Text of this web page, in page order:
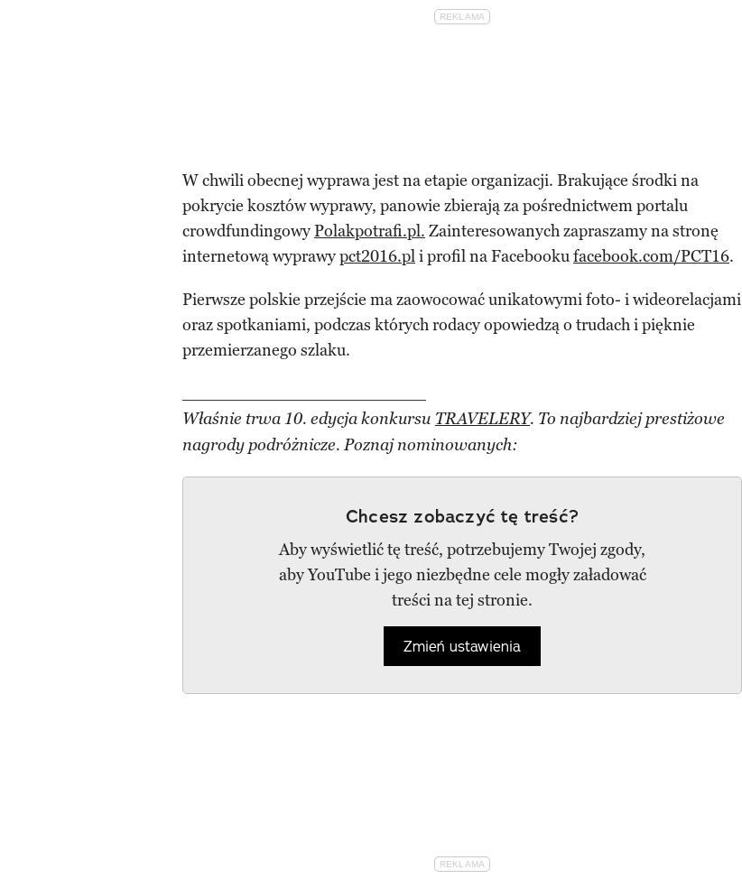
W chwili obecnej wyprawa jest na etapie organizacji. Brakujące środki na
pokrycie kosztów wyprawy, panowie zbierają za pośrednictwem portalu
crowdfundingowyPolakpotrafi.pl. Zainteresowanych zapraszamy na stronę
internetową wyprawypct2016.pli profil na Facebookufacebook.com/PCT16.
Pierwsze polskie przejście ma zaowocować unikatowymi foto- i wideorelacjami
oraz spotkaniami, podczas których rodacy opowiedzą o trudach i pięknie
przemierzanego szlaku.
Właśnie trwa 10. edycja konkursu TRAVELERY. To najbardziej prestiżowe
nagrody podróżnicze. Poznaj nominowanych:
Chcesz zobaczyć tę treść?
Aby wyświetlić tę treść, potrzebujemy Twojej zgody,
aby YouTube i jego niezbędne cele mogły załadować
treści na tej stronie.
Zmień ustawienia